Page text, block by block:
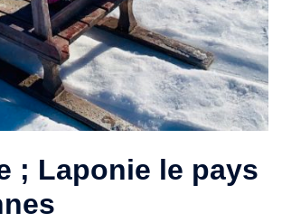
; Laponie le pays